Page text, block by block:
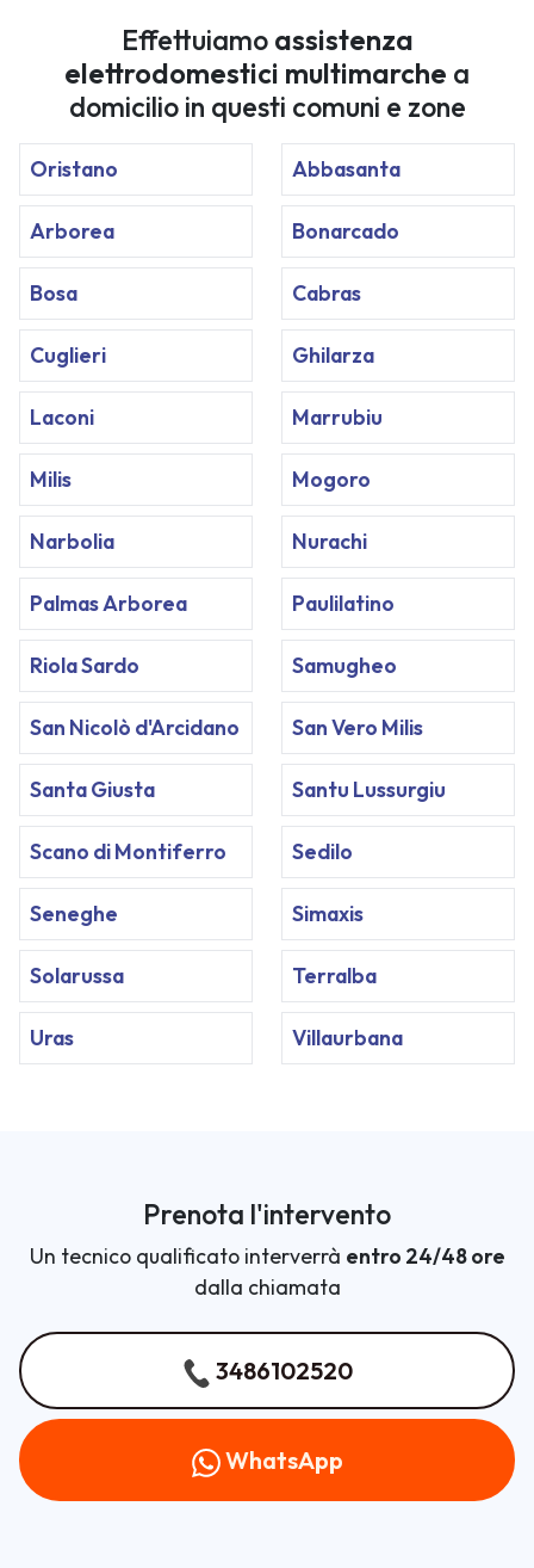
Effettuiamo assistenza
elettrodomestici multimarche a
domicilio in questi comuni e zone
Oristano Abbasanta
Arborea Bonarcado
Bosa Cabras
Cuglieri Ghilarza
Laconi Marrubiu
Milis Mogoro
Narbolia Nurachi
Palmas Arborea Paulilatino
Riola Sardo Samugheo
San Nicolò d'Arcidano San Vero Milis
Santa Giusta Santu Lussurgiu
Scano di Montiferro Sedilo
Seneghe Simaxis
Solarussa Terralba
Uras Villaurbana
Prenota l'intervento
Un tecnico qualificato interverrà entro 24/48 ore
dalla chiamata
3486102520
WhatsApp